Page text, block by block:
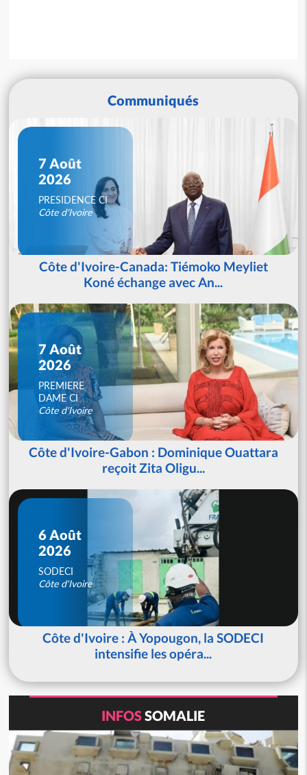
Communiqués
7 Août
2026
PRESIDENCE CI
Côte d'Ivoire
Côte d'Ivoire-Canada: Tiémoko Meyliet
Koné échange avec An...
7 Août
2026
PREMIERE
DAME CI
Côte d'Ivoire
Côte d'Ivoire-Gabon : Dominique Ouattara
reçoit Zita Oligu...
6 Août
2026
SODECI
Côte d'Ivoire
Côte d'Ivoire : À Yopougon, la SODECI
intensifie les opéra...
INFOSSOMALIE